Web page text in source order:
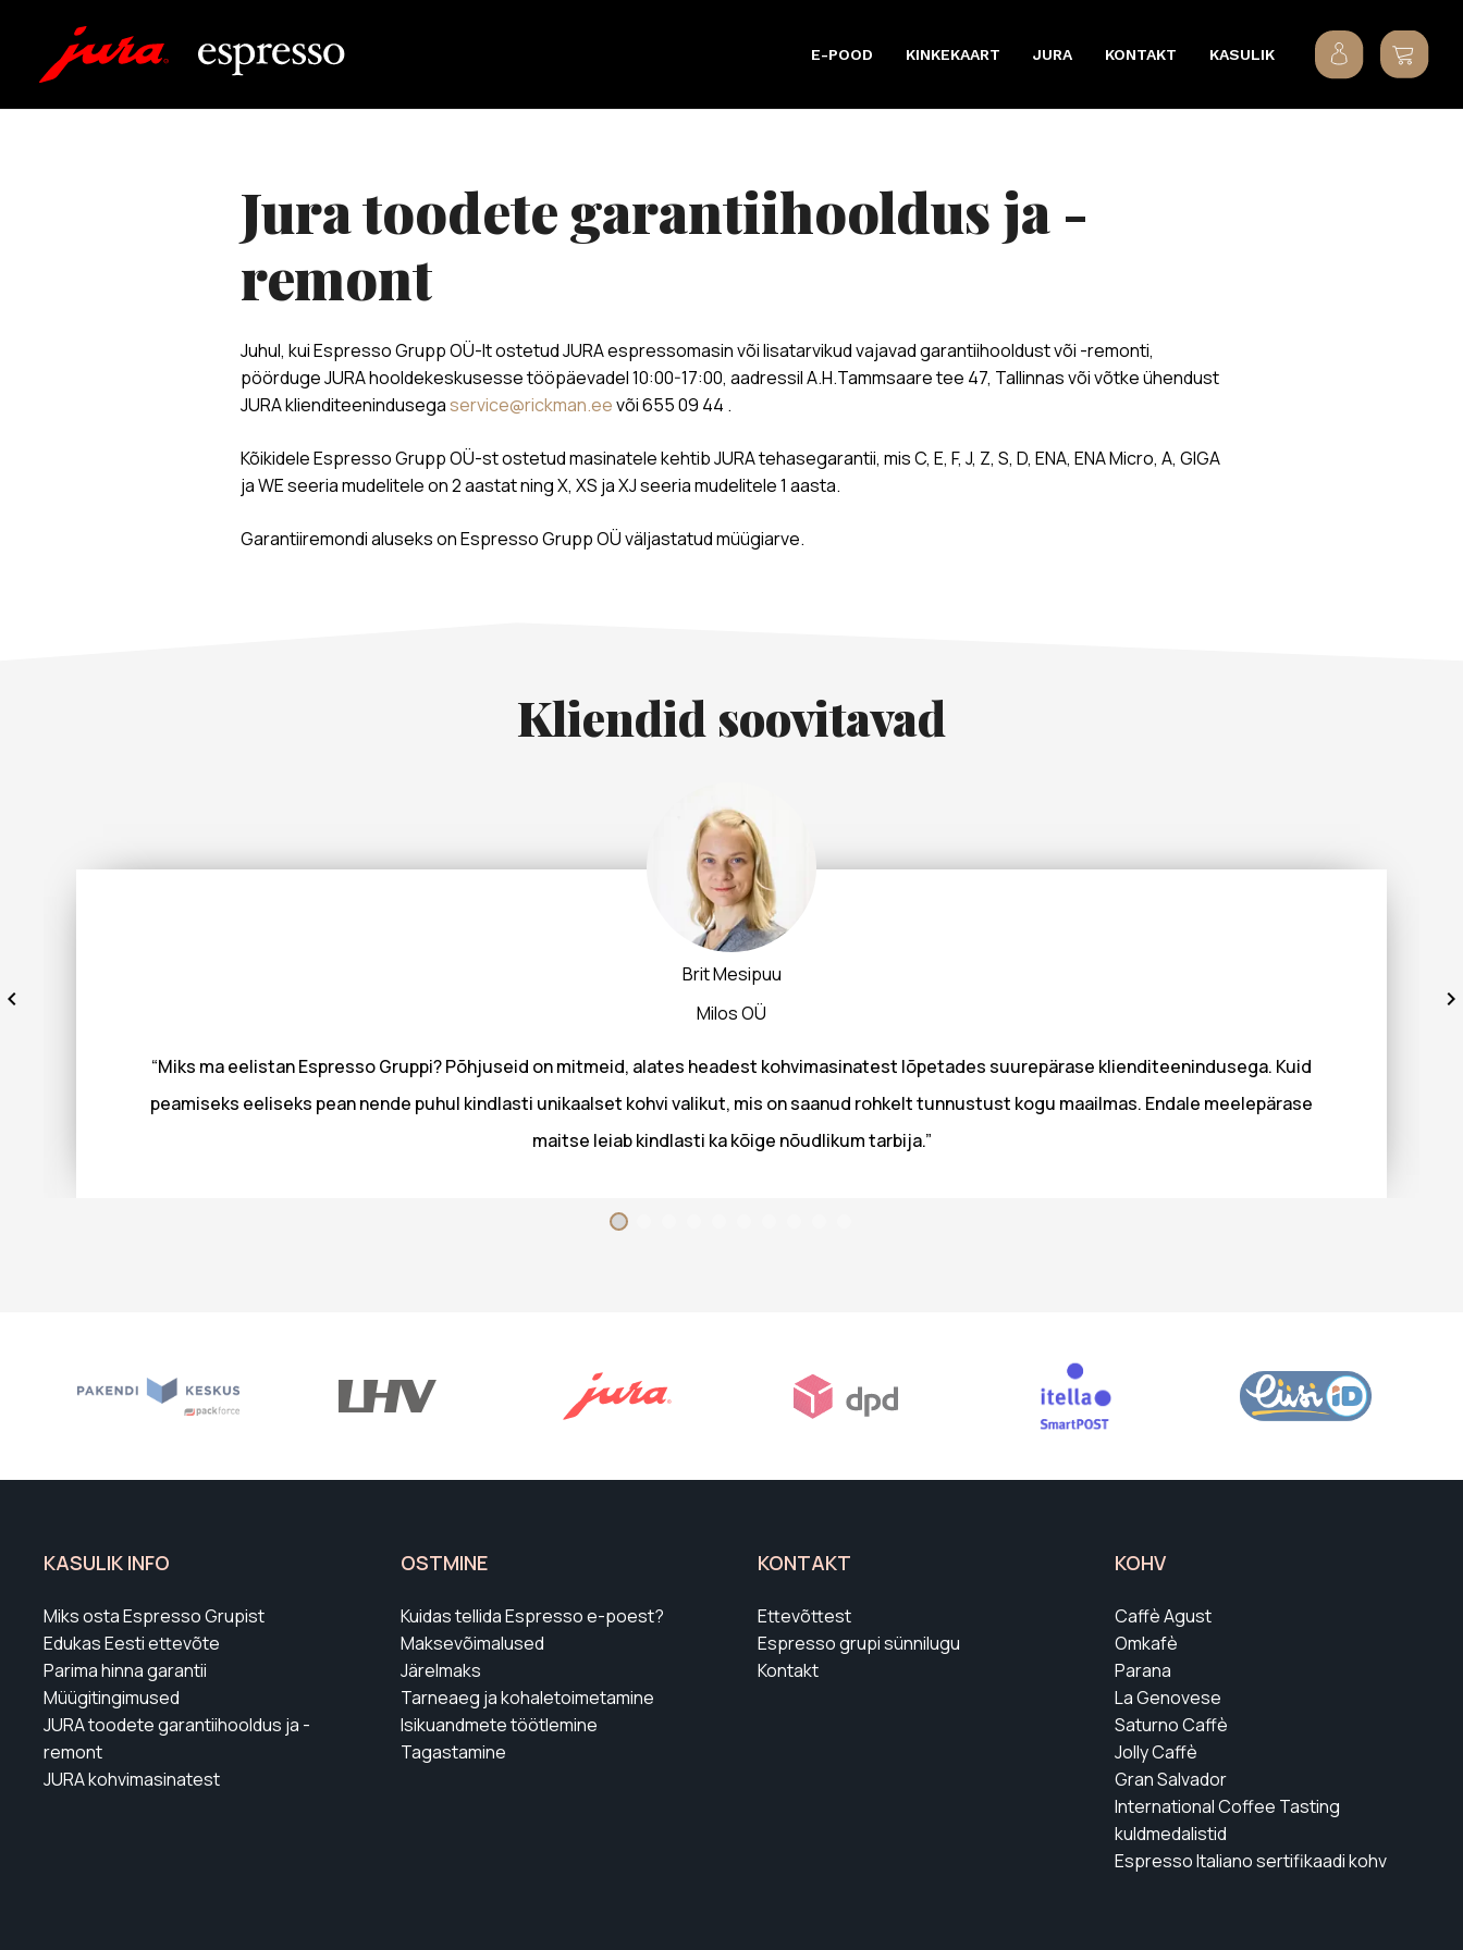
E-POOD KINKEKAART JURA KONTAKT KASULIK
jura toodete garantiihooldus ja -
remont
Juhul, kui Espresso Grupp OÜ-lt ostetud JURA espressomasin või lisatarvikud vajavad garantiihooldust või -remonti,
pöörduge JURA hooldekeskusesse tööpäevadel 10:00-17:00, aadressil A.H.Tammsaare tee 47, Tallinnas või võtke ühendust
JURA klienditeenindusegaservice@rickman.eevõi 655 09 44 .
Kõikidele Espresso Grupp OÜ-st ostetud masinatele kehtib JURA tehasegarantii, mis C, E, F, J, Z, S, D, ENA, ENA Micro, A, GIGA
ja WE seeria mudelitele on 2 aastat ning X, XS ja XJ seeria mudelitele 1 aasta.
Garantiiremondi aluseks on Espresso Grupp OÜ väljastatud müügiarve.
Kliendid soovitavad
Brit Mesipuu
Milos OÜ
“Miks ma eelistan Espresso Gruppi? Põhjuseid on mitmeid, alates headest kohvimasinatest lõpetades suurepärase klienditeenindusega. Kuid
peamiseks eeliseks pean nende puhul kindlasti unikaalset kohvi valikut, mis on saanud rohkelt tunnustust kogu maailmas. Endale meelepärase
maitse leiab kindlasti ka kõige nõudlikum tarbija.”
KASULIK INFO
Miks osta Espresso Grupist
Edukas Eesti ettevõte
Parima hinna garantii
Müügitingimused
JURA toodete garantiihooldus ja -
remont
JURA kohvimasinatest
OSTMINE
Kuidas tellida Espresso e-poest?
Maksevõimalused
Järelmaks
Tarneaeg ja kohaletoimetamine
Isikuandmete töötlemine
Tagastamine
KONTAKT
Ettevõttest
Espresso grupi sünnilugu
Kontakt
KOHV
Caffè Agust
Omkafè
Parana
La Genovese
Saturno Caffè
Jolly Caffè
Gran Salvador
International Coffee Tasting
kuldmedalistid
Espresso Italiano sertifikaadi kohv